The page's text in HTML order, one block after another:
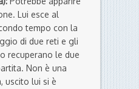
Lui esce al
tempo con la
di due reti e gli
recuperano le due
Non è una
uscito lui si è